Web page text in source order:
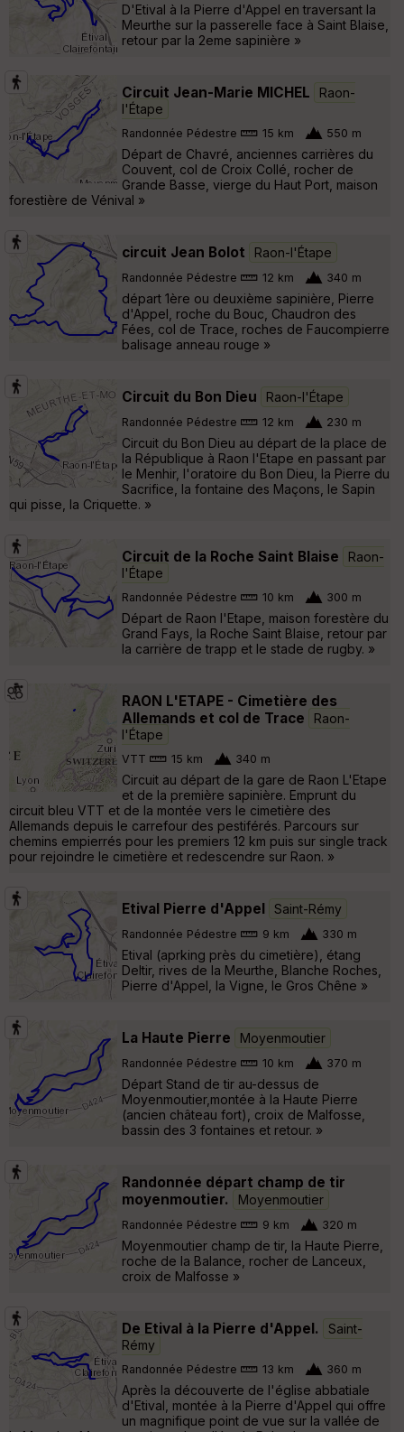
D'Etival à la Pierre d'Appel en traversant la
Meurthe sur la passerelle face à Saint Blaise,
retour par la 2eme sapinière »
Circuit Jean-Marie MICHEL
Raon-
l'Étape
Randonnée Pédestre 15 km 550 m
Départ de Chavré, anciennes carrières du
Couvent, col de Croix Collé, rocher de
Grande Basse, vierge du Haut Port, maison
forestière de Vénival »
circuit Jean Bolot Raon-l'Étape
Randonnée Pédestre 12 km 340 m
départ 1ère ou deuxième sapinière, Pierre
d'Appel, roche du Bouc, Chaudron des
Fées, col de Trace, roches de Faucompierre
balisage anneau rouge »
Circuit du Bon Dieu Raon-l'Étape
Randonnée Pédestre 12 km 230 m
Circuit du Bon Dieu au départ de la place de
la République à Raon l'Etape en passant par
le Menhir, l'oratoire du Bon Dieu, la Pierre du
Sacrifice, la fontaine des Maçons, le Sapin
qui pisse, la Criquette. »
Circuit de la Roche Saint Blaise
Raon-
l'Étape
Randonnée Pédestre 10 km 300 m
Départ de Raon l'Etape, maison forestère du
Grand Fays, la Roche Saint Blaise, retour par
la carrière de trapp et le stade de rugby. »
RAON L'ETAPE - Cimetière des
Allemands et col de Trace
Raon-
l'Étape
VTT 15 km 340 m
Circuit au départ de la gare de Raon L'Etape
et de la première sapinière. Emprunt du
circuit bleu VTT et de la montée vers le cimetière des
Allemands depuis le carrefour des pestiférés. Parcours sur
chemins empierrés pour les premiers 12 km puis sur single track
pour rejoindre le cimetière et redescendre sur Raon. »
Etival Pierre d'Appel Saint-Rémy
Randonnée Pédestre 9 km 330 m
Etival (aprking près du cimetière), étang
Deltir, rives de la Meurthe, Blanche Roches,
Pierre d'Appel, la Vigne, le Gros Chêne »
La Haute Pierre Moyenmoutier
Randonnée Pédestre 10 km 370 m
Départ Stand de tir au-dessus de
Moyenmoutier,montée à la Haute Pierre
(ancien château fort), croix de Malfosse,
bassin des 3 fontaines et retour. »
Randonnée départ champ de tir
moyenmoutier.
Moyenmoutier
Randonnée Pédestre 9 km 320 m
Moyenmoutier champ de tir, la Haute Pierre,
roche de la Balance, rocher de Lanceux,
croix de Malfosse »
De Etival à la Pierre d'Appel.
Saint-
Rémy
Randonnée Pédestre 13 km 360 m
Après la découverte de l'église abbatiale
d'Etival, montée à la Pierre d'Appel qui offre
un magnifique point de vue sur la vallée de